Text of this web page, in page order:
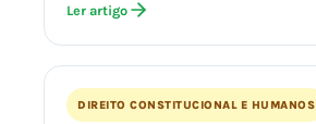
Ler artigo
DIREITO CONSTITUCIONAL E HUMANOS